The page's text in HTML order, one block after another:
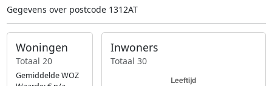
Gegevens over postcode 1312AT
Woningen
Totaal 20
Gemiddelde WOZ
Inwoners
Totaal 30